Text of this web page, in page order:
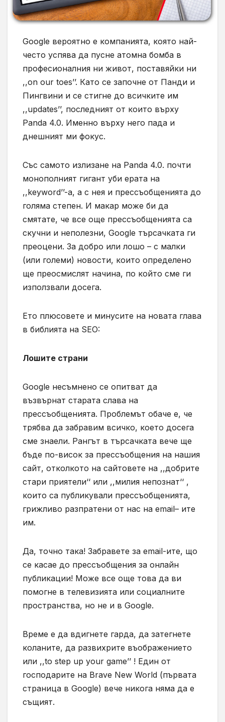
Google вероятно е компанията, която най-
често успява да пусне атомна бомба в
професионалния ни живот, поставяйки ни
,,on our toes’’. Като се започне от Панди и
Пингвини и се стигне до всичките им
,,updates’’, последният от които върху
Panda 4.0. Именно върху него пада и
днешният ми фокус.
Със самото излизане на Panda 4.0. почти
монополният гигант уби ерата на
,,keyword’’-а, а с нея и прессъобщенията до
голяма степен. И макар може би да
смятате, че все още прессъобщенията са
скучни и неполезни, Google търсачката ги
преоцени. За добро или лошо – с малки
(или големи) новости, които определено
ще преосмислят начина, по който сме ги
използвали досега.
Ето плюсовете и минусите на новата глава
в библията на SEO:
Лошите страни
Google несъмнено се опитват да
възвърнат старата слава на
прессъобщенията. Проблемът обаче е, че
трябва да забравим всичко, което досега
сме знаели. Рангът в търсачката вече ще
бъде по-висок за прессъобщения на нашия
сайт, отколкото на сайтовете на ,,добрите
стари приятели‘‘ или ,,милия непознат‘‘ ,
които са публикували прессъобщенията,
грижливо разпратени от нас на email– ите
им.
Да, точно така! Забравете за email-ите, що
се касае до прессъобщения за онлайн
публикации! Може все още това да ви
помогне в телевизията или социалните
пространства, но не и в Google.
Време е да вдигнете гарда, да затегнете
коланите, да развихрите въображението
или ,,to step up your game’’ ! Един от
господарите на Brave New World (първата
страница в Google) вече никога няма да е
същият.